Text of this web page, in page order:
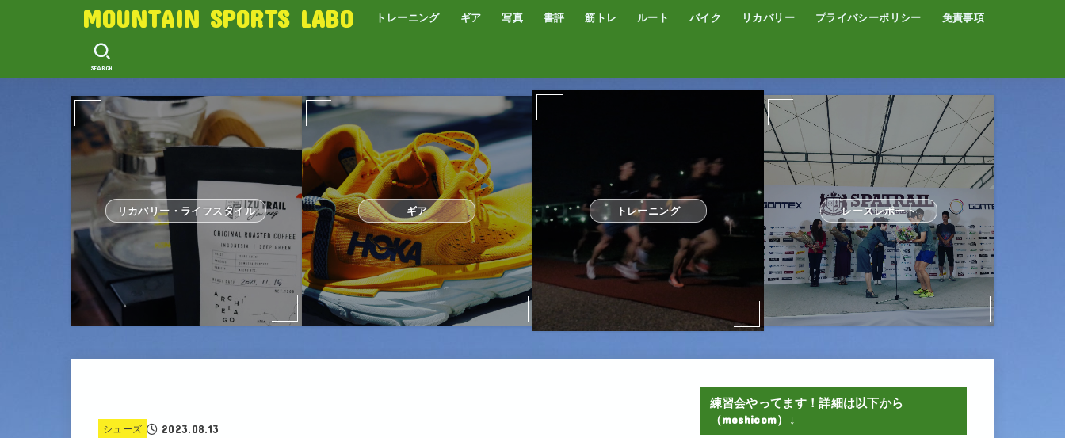
MOUNTAIN SPORTS LABO トレーニング ギア 写真 書評 筋トレ ルート バイク リカバリー プライバシーポリシー 免責事項
SEARCH
リカバリー・ライフスタイル ギア トレーニング レースレポート
シューズ 2023.08.13
練習会やってます！詳細は以下から
（moshicom）↓